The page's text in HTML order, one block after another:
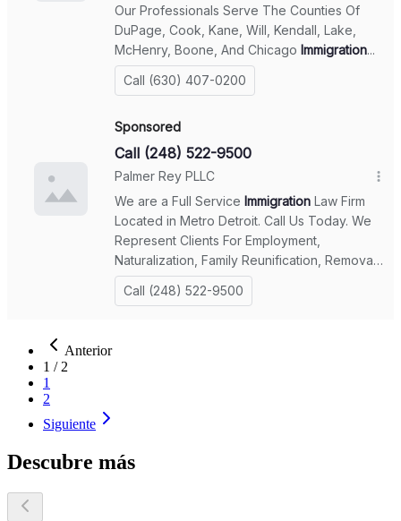
Anterior
1 / 2
1
2
Siguiente
Descubre más